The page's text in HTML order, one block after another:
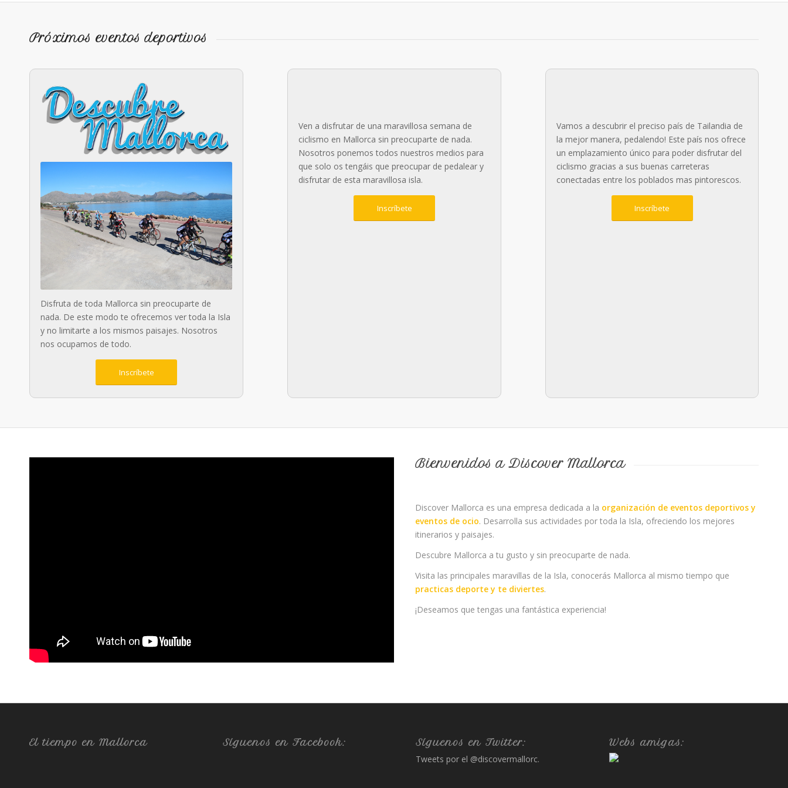
Próximos eventos deportivos
Disfruta de toda Mallorca sin preocuparte de
nada. De este modo te ofrecemos ver toda la Isla
y no limitarte a los mismos paisajes. Nosotros
nos ocupamos de todo.
Inscríbete
Ven a disfrutar de una maravillosa semana de
ciclismo en Mallorca sin preocuparte de nada.
Nosotros ponemos todos nuestros medios para
que solo os tengáis que preocupar de pedalear y
disfrutar de esta maravillosa isla.
Inscríbete
Vamos a descubrir el preciso país de Tailandia de
la mejor manera, pedalendo! Este país nos ofrece
un emplazamiento único para poder disfrutar del
ciclismo gracias a sus buenas carreteras
conectadas entre los poblados mas pintorescos.
Inscríbete
Bienvenidos a Discover Mallorca
Discover Mallorca es una empresa dedicada a la organización de eventos deportivos y
eventos de ocio. Desarrolla sus actividades por toda la Isla, ofreciendo los mejores
itinerarios y paisajes.
Descubre Mallorca a tu gusto y sin preocuparte de nada.
Visita las principales maravillas de la Isla, conocerás Mallorca al mismo tiempo que
practicas deporte y te diviertes.
¡Deseamos que tengas una fantástica experiencia!
El tiempo en Mallorca Síguenos en Facebook:
Síguenos en Twitter:
Tweets por el @discovermallorc.
Webs amigas: